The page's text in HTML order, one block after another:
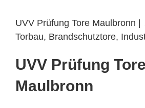
UVV Prüfung Tore Maulbronn
Torbau, Brandschutztore,
UVV Prüfung Tore
Maulbronn